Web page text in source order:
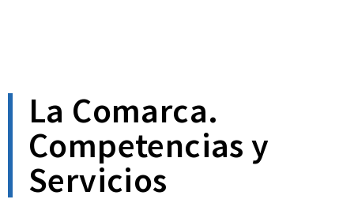
La Comarca.
Competencias y
Servicios